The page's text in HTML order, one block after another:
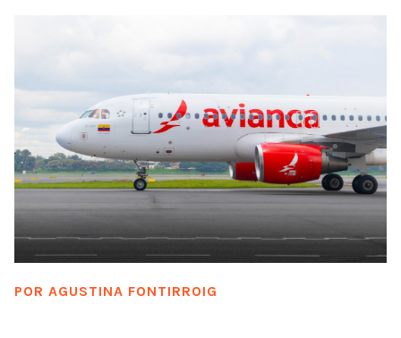
POR AGUSTINA FONTIRROIG